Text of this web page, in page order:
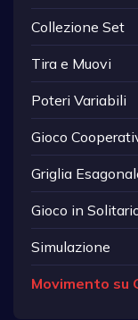
Collezione Set
Tira e Muovi
Poteri Variabili
Gioco
Griglia
Gioco in
Simulazione
Movimento su